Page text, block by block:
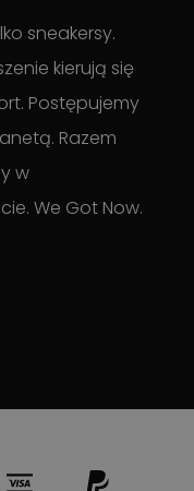
sneakersy.
kierują się
Postępujemy
Razem
w
We Got Now.